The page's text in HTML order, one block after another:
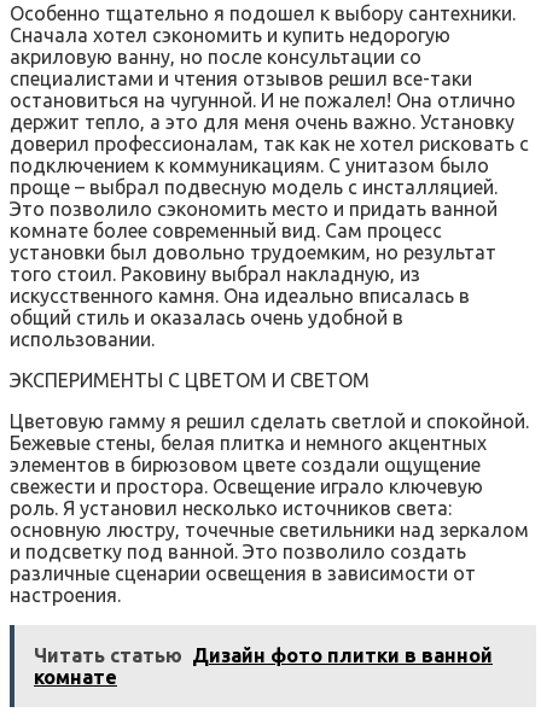
Особенно тщательно я подошел к выбору сантехники.
Сначала хотел сэкономить и купить недорогую
акриловую ванну‚ но после консультации со
специалистами и чтения отзывов решил все-таки
остановиться на чугунной. И не пожалел! Она отлично
держит тепло‚ а это для меня очень важно. Установку
доверил профессионалам‚ так как не хотел рисковать с
подключением к коммуникациям. С унитазом было
проще – выбрал подвесную модель с инсталляцией.
Это позволило сэкономить место и придать ванной
комнате более современный вид. Сам процесс
установки был довольно трудоемким‚ но результат
того стоил. Раковину выбрал накладную‚ из
искусственного камня. Она идеально вписалась в
общий стиль и оказалась очень удобной в
использовании.
ЭКСПЕРИМЕНТЫ С ЦВЕТОМ И СВЕТОМ
Цветовую гамму я решил сделать светлой и спокойной.
Бежевые стены‚ белая плитка и немного акцентных
элементов в бирюзовом цвете создали ощущение
свежести и простора. Освещение играло ключевую
роль. Я установил несколько источников света:
основную люстру‚ точечные светильники над зеркалом
и подсветку под ванной. Это позволило создать
различные сценарии освещения в зависимости от
настроения.
Читать статью Дизайн фото плитки в ванной
комнате